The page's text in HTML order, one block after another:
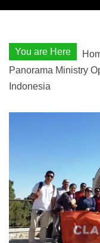
You are Here
Panorama Ministry
Indonesia